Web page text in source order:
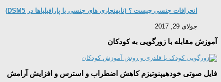
انحرافات جنسی چیست ؟ (نابهنجاری های جنسی یا پارافیلیاها در DSM5)
جولای 29, 2017
آموزش مقابله با زورگویی به کودکان
فایل صوتی خودهیپنوتیزم کاهش اضطراب و استرس و افزایش آرامش